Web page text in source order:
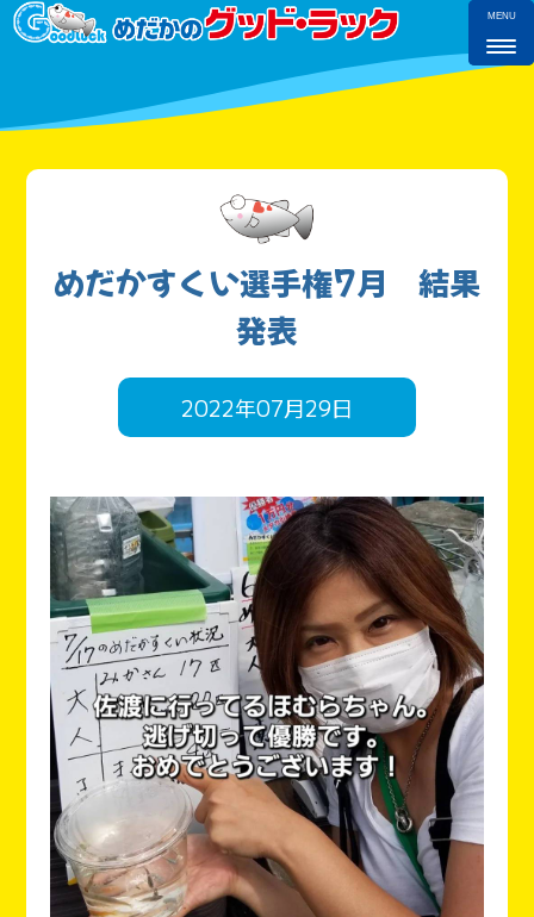
めだかすくい選手権7月 結果
発表
2022年07月29日
MENU